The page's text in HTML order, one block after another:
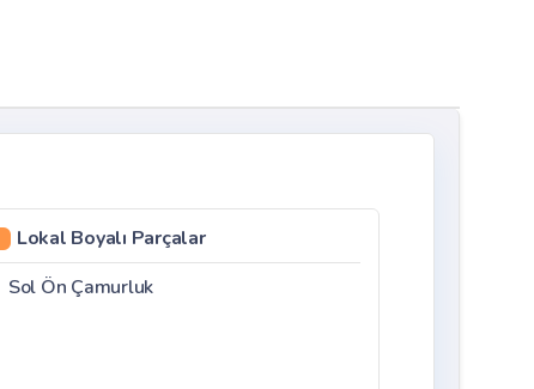
Lokal Boyalı Parçalar
Sol Ön Çamurluk